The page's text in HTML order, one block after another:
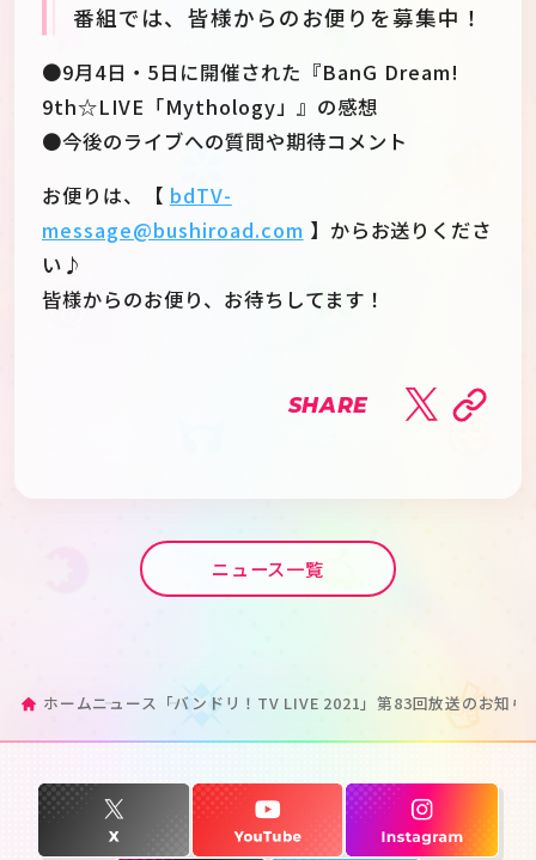
番組では、皆様からのお便りを募集中！
●9月4日・5日に開催された『BanG Dream!
9th☆LIVE「Mythology」』の感想
●今後のライブへの質問や期待コメント
お便りは、【 bdTV-
message@bushiroad.com 】からお送りくださ
い♪
皆様からのお便り、お待ちしてます！
SHARE
ニュース一覧
ホームニュース 「バンドリ！TV LIVE 2021」第83回放送のお知ら